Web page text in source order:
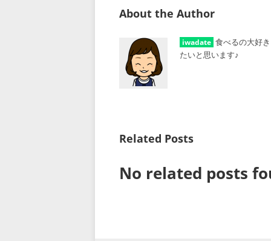
About the Author
iwadate 食べるの大好
たいと思います♪
Related Posts
No related posts